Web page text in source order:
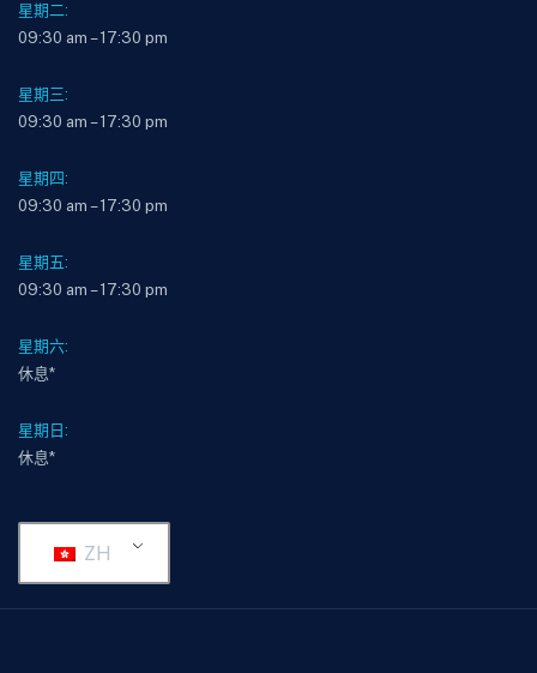
星期二:
09:30 am – 17:30 pm
星期三:
09:30 am – 17:30 pm
星期四:
09:30 am – 17:30 pm
星期五:
09:30 am – 17:30 pm
星期六:
休息*
星期日:
休息*
ZH